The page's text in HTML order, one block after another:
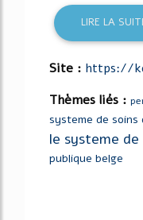
LIRE LA
Site : https://
Thèmes liés :
systeme de soins
le systeme
publique belge